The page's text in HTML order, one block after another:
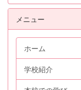
メニュー
ホーム
学校紹介